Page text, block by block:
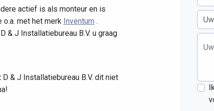
actief is als monteur en is
met het merk Inventum .
& J Installatiebureau B.V. u graag
& J Installatiebureau B.V. dit niet